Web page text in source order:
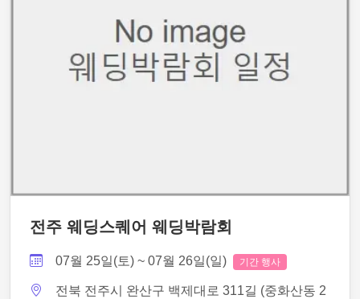
전주 웨딩스퀘어 웨딩박람회
07월 25일(토) ~ 07월 26일(일) 기간 행사
전북 전주시 완산구 백제대로 311길 (중화산동 2